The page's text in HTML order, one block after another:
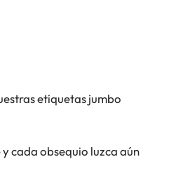
etiquetas jumbo
cada obsequio luzca aún